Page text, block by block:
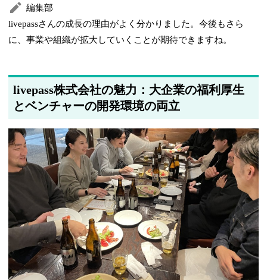
編集部
livepassさんの成長の理由がよく分かりました。今後もさら
に、事業や組織が拡大していくことが期待できますね。
livepass株式会社の魅力：大企業の福利厚生
とベンチャーの開発環境の両立